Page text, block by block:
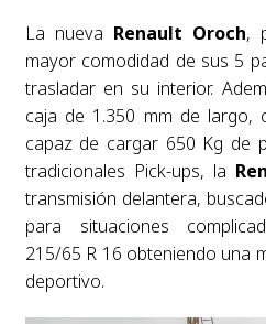
La nueva Renault Oroch,
mayor comodidad de sus 5
trasladar en su interior.
caja de 1.350 mm de largo,
capaz de cargar 650 Kg
tradicionales Pick-ups, la
transmisión delantera,
para situaciones
215/65 R 16 obteniendo una
deportivo.